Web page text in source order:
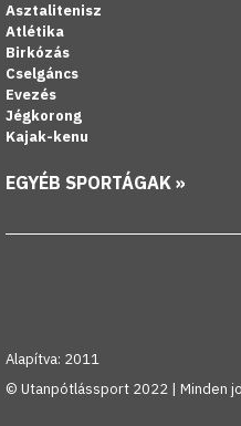
Asztalitenisz
Atlétika
Birkózás
Cselgáncs
Evezés
Jégkorong
Kajak-kenu
EGYÉB SPORTÁGAK »
Alapítva: 2011
© Utanpótlássport 2022 | Minden